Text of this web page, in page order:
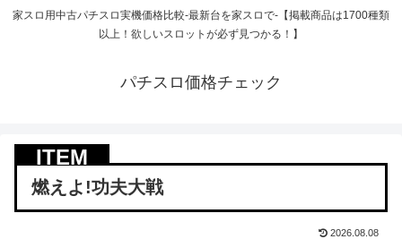
家スロ用中古パチスロ実機価格比較-最新台を家スロで-【掲載商品は1700種類
以上！欲しいスロットが必ず見つかる！】
パチスロ価格チェック
燃えよ!功夫大戦
2026.08.08